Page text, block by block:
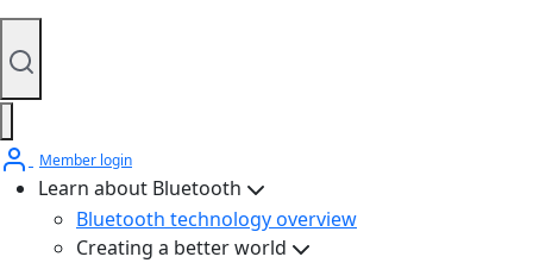
Member login
Learn about Bluetooth
Bluetooth technology overview
Creating a better world